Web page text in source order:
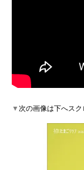
▼次の画像は下へス